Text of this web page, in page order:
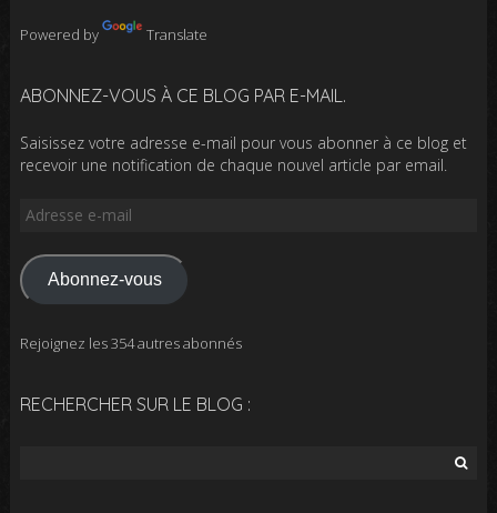
Powered by Translate
ABONNEZ-VOUS À CE BLOG PAR E-MAIL.
Saisissez votre adresse e-mail pour vous abonner à ce blog et
recevoir une notification de chaque nouvel article par email.
Adresse
mail
Abonnez-vous
Rejoignez les 354 autres abonnés
RECHERCHER SUR LE BLOG :